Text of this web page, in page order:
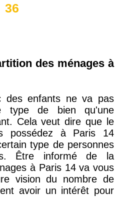
36
des ménages à
des enfants ne va pas
type de bien qu'une
Cela veut dire que le
possédez à Paris 14
type de personnes
Être informé de la
à Paris 14 va vous
vision du nombre de
avoir un intérêt pour